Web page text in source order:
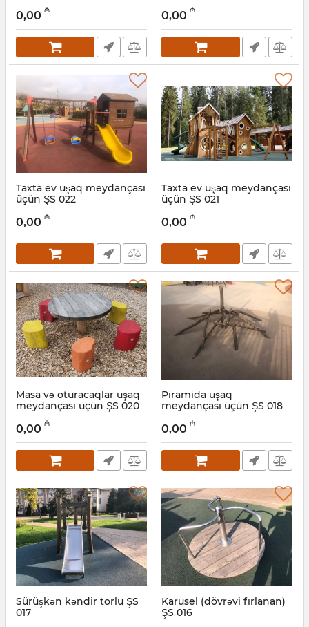
031001023
0,00 ₼ 031001023
0,00 ₼
Taxta ev uşaq meydançası
üçün ŞS 022
031001022
0,00 ₼
Taxta ev uşaq meydançası
üçün ŞS 021
031001021
0,00 ₼
Masa və oturacaqlar uşaq
meydançası üçün ŞS 020
031001020
0,00 ₼
Piramida uşaq
meydançası üçün ŞS 018
031001018
0,00 ₼
Sürüşkən kəndir torlu ŞS
017
Karusel (dövrəvi fırlanan)
ŞS 016